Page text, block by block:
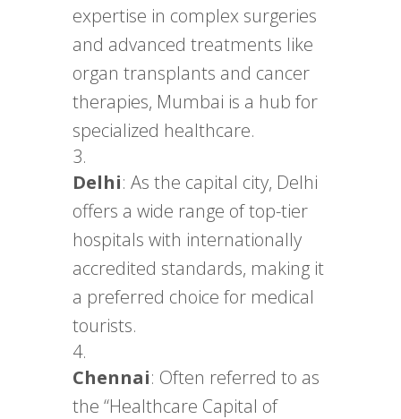
expertise in complex surgeries
and advanced treatments like
organ transplants and cancer
therapies, Mumbai is a hub for
specialized healthcare.
Delhi: As the capital city, Delhi
offers a wide range of top-tier
hospitals with internationally
accredited standards, making it
a preferred choice for medical
tourists.
Chennai: Often referred to as
the “Healthcare Capital of